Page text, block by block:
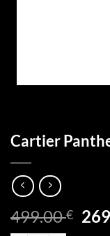
Cartier
499.00€